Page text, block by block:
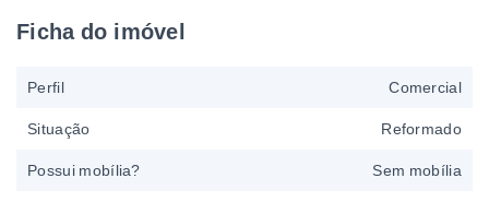
Ficha do imóvel
Perfil Comercial
Situação Reformado
Possui mobília? Sem mobília